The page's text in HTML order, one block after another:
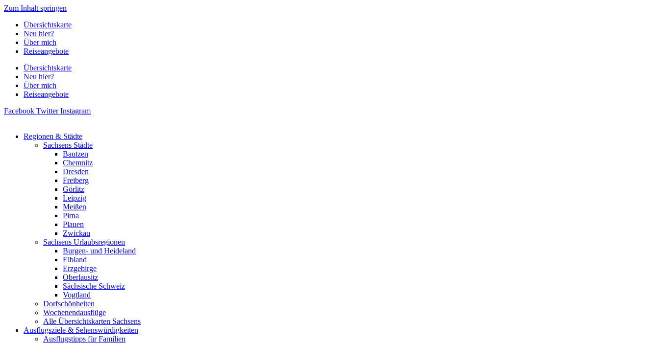
Zum Inhalt springen
Übersichtskarte
Neu hier?
Über mich
Reiseangebote
Übersichtskarte
Neu hier?
Über mich
Reiseangebote
Facebook Twitter Instagram
Regionen & Städte
Sachsens Städte
Bautzen
Chemnitz
Dresden
Freiberg
Görlitz
Leipzig
Meißen
Pirna
Plauen
Zwickau
Sachsens Urlaubsregionen
Burgen- und Heideland
Elbland
Erzgebirge
Oberlausitz
Sächsische Schweiz
Vogtland
Dorfschönheiten
Wochenendausflüge
Alle Übersichtskarten Sachsens
Ausflugsziele & Sehenswürdigkeiten
Ausflugstipps für Familien